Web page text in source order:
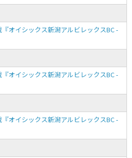
オイシックス新潟アルビレックスBC -
オイシックス新潟アルビレックスBC -
オイシックス新潟アルビレックスBC -